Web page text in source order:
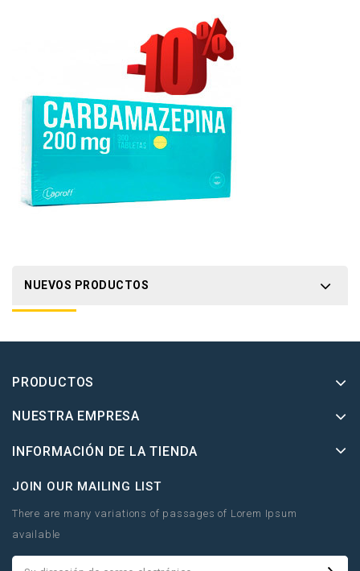
NUEVOS PRODUCTOS
PRODUCTOS
NUESTRA EMPRESA
INFORMACIÓN DE LA TIENDA
JOIN OUR MAILING LIST
There are many variations of passages of Lorem Ipsum
available